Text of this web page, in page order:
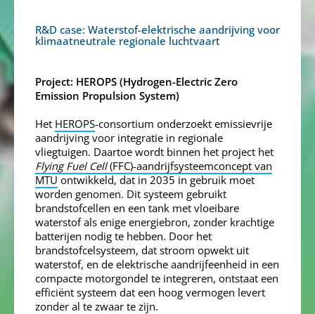
R&D case: Waterstof-elektrische aandrijving voor
klimaatneutrale regionale luchtvaart
Project: HEROPS (Hydrogen-Electric Zero
Emission Propulsion System)
Het HEROPS-consortium onderzoekt emissievrije
aandrijving voor integratie in regionale
vliegtuigen. Daartoe wordt binnen het project het
Flying Fuel Cell(FFC)-aandrijfsysteemconcept van
MTU ontwikkeld, dat in 2035 in gebruik moet
worden genomen. Dit systeem gebruikt
brandstofcellen en een tank met vloeibare
waterstof als enige energiebron, zonder krachtige
batterijen nodig te hebben. Door het
brandstofcelsysteem, dat stroom opwekt uit
waterstof, en de elektrische aandrijfeenheid in een
compacte motorgondel te integreren, ontstaat een
efficiënt systeem dat een hoog vermogen levert
zonder al te zwaar te zijn.